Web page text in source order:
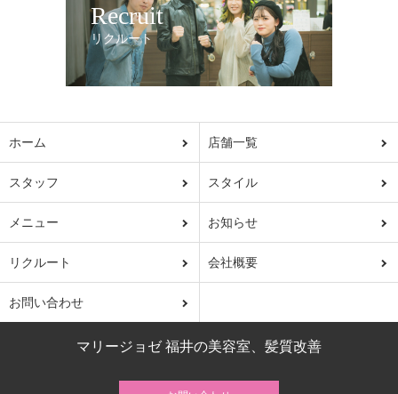
Recruit
リクルート
ホーム 店舗一覧
スタッフ スタイル
メニュー お知らせ
リクルート 会社概要
お問い合わせ
マリージョゼ 福井の美容室、髪質改善